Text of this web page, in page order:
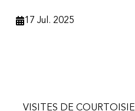
17 Jul. 2025
VISITES DE COURTOISIE